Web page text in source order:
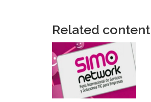
Related content